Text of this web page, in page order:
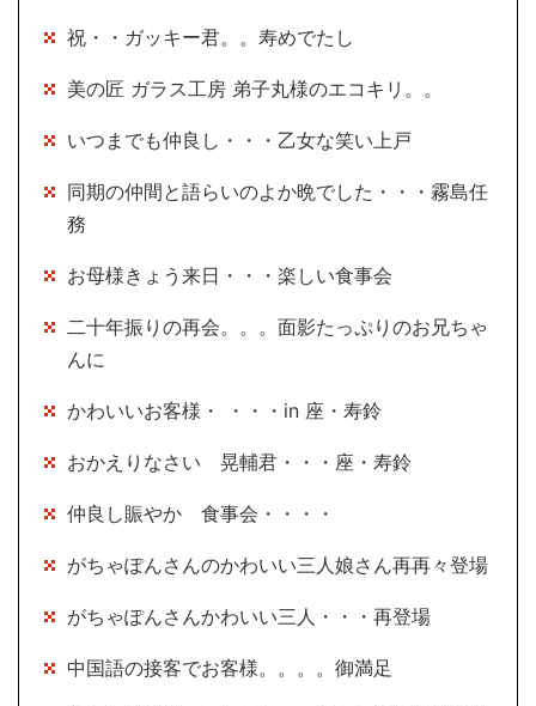
祝・・ガッキー君。。寿めでたし
美の匠 ガラス工房 弟子丸様のエコキリ。。
いつまでも仲良し・・・乙女な笑い上戸
同期の仲間と語らいのよか晩でした・・・霧島任
務
お母様きょう来日・・・楽しい食事会
二十年振りの再会。。。面影たっぷりのお兄ちゃ
んに
かわいいお客様・ ・・・in 座・寿鈴
おかえりなさい 晃輔君・・・座・寿鈴
仲良し賑やか 食事会・・・・
がちゃぽんさんのかわいい三人娘さん再再々登場
がちゃぽんさんかわいい三人・・・再登場
中国語の接客でお客様。。。。御満足